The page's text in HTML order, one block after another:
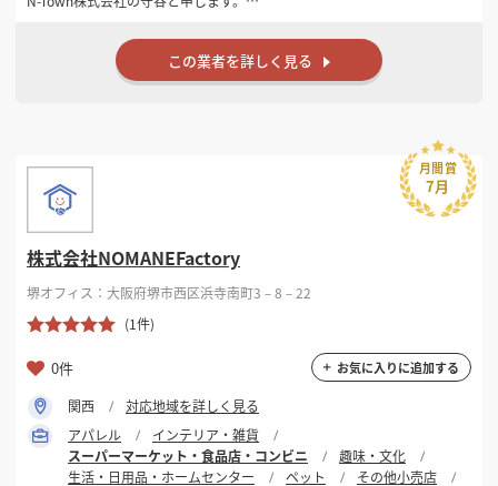
弊社は東京都・神奈川県を中心に、飲食店・美容室・クリニック・オ
フィス・インドアゴルフ施設などの店舗内装工事を、設計から施工まで
一貫して対応しております。
現地調査・お見積りは無料です。
初めて店舗を出店される方でも、物件選びやレイアウト、保健所・消防
に関するご相談まで幅広くサポートいたします。
ご縁がございましたら、長くお付き合いできるパートナーとしてお力に
なれれば幸いです。
どうぞよろしくお願いいたします。
N-Town株式会社
守谷 尚晃
この業者を詳しく見る
株式会社NOMANEFactory
堺オフィス：大阪府堺市西区浜寺南町3－8－22
(1件)
0件 お気に入りに追加する
月間賞
7月
関西
対応地域を詳しく見る
アパレル
インテリア・雑貨
スーパーマーケット・食品店・コンビニ
趣味・文化
生活・日用品・ホームセンター
ペット
その他小売店